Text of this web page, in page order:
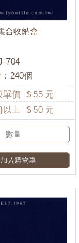
合收納盒
704
240個
單價 $ 55 元
以上 $ 50 元